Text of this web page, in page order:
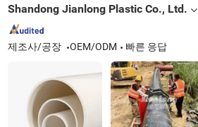
Shandong Jianlong Plastic Co., Ltd.
제조사/공장 OEM/ODM 빠른 응답